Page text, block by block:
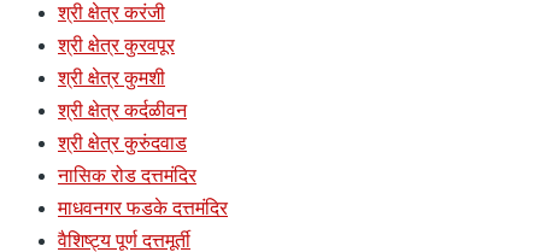
श्री क्षेत्र करंजी
श्री क्षेत्र कुरवपूर
श्री क्षेत्र कुमशी
श्री क्षेत्र कर्दळीवन
श्री क्षेत्र कुरुंदवाड
नासिक रोड दत्तमंदिर
माधवनगर फडके दत्तमंदिर
वैशिष्ट्य पूर्ण दत्तमूर्ती